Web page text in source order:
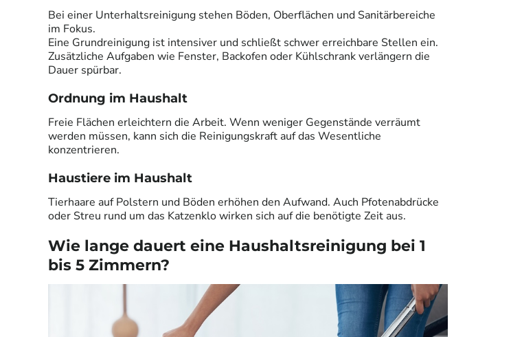
Bei einer Unterhaltsreinigung stehen Böden, Oberflächen und Sanitärbereiche
im Fokus.
Eine Grundreinigung ist intensiver und schließt schwer erreichbare Stellen ein.
Zusätzliche Aufgaben wie Fenster, Backofen oder Kühlschrank verlängern die
Dauer spürbar.
Ordnung im Haushalt
Freie Flächen erleichtern die Arbeit. Wenn weniger Gegenstände verräumt
werden müssen, kann sich die Reinigungskraft auf das Wesentliche
konzentrieren.
Haustiere im Haushalt
Tierhaare auf Polstern und Böden erhöhen den Aufwand. Auch Pfotenabdrücke
oder Streu rund um das Katzenklo wirken sich auf die benötigte Zeit aus.
Wie lange dauert eine Haushaltsreinigung bei 1
bis 5 Zimmern?